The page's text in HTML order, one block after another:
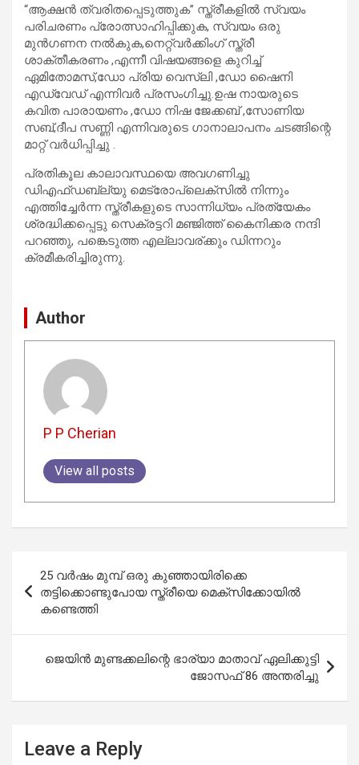
“ആക്ഷൻ ത്വരിതപ്പെടുത്തുക” സ്ത്രീകളിൽ സ്വയം
പരിചരണം പ്രോത്സാഹിപ്പിക്കുക, സ്വയം ഒരു
മുൻ‌ഗണന നൽകുക,നെറ്റ്‌വർക്കിംഗ് സ്ത്രീ
ശാക്തീകരണം ,എന്നീ വിഷയങ്ങളെ കുറിച്ച്
ഏമിതോമസ്,ഡോ പ്രിയ വെസ്‌ലി ,ഡോ ഷൈനി
എഡ്‌വേഡ്‌ എന്നിവർ പ്രസംഗിച്ചു.ഉഷ നായരുടെ
കവിത പാരായണം ,ഡോ നിഷ ജേക്കബ് ,സോണിയ
സബ്,ദീപ സണ്ണി എന്നിവരുടെ ഗാനാലാപനം ചടങ്ങിന്റെ
മാറ്റ് വർധിപ്പിച്ചു .
പ്രതികൂല കാലാവസ്ഥയെ അവഗണിച്ചു
ഡിഎഫ്ഡബ്ല്യു മെട്രോപ്ലെക്സിൽ നിന്നും
എത്തിച്ചേർന്ന സ്ത്രീകളുടെ സാന്നിധ്യം പ്രത്യേകം
ശ്രദ്ധിക്കപ്പെട്ടു സെക്രട്ടറി മഞ്ജിത്ത് കൈനിക്കര നന്ദി
പറഞ്ഞു, പങ്കെടുത്ത എല്ലാവര്ക്കും ഡിന്നറും
ക്രമീകരിച്ചിരുന്നു.
Author
P P Cherian
View all posts
navigation
25 വർഷം മുമ്പ് ഒരു കുഞ്ഞായിരിക്കെ
തട്ടിക്കൊണ്ടുപോയ സ്ത്രീയെ മെക്സിക്കോയിൽ
കണ്ടെത്തി
ജെയിൻ മുണ്ടക്കലിന്റെ ഭാര്യാ മാതാവ് ഏലിക്കുട്ടി
ജോസഫ് 86 അന്തരിച്ചു
Leave a Reply